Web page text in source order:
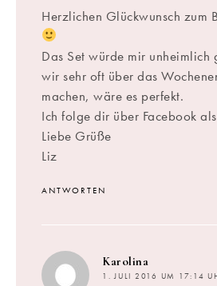
Herzlichen Glückwunsch zum
Das Set würde mir
wir sehr oft über das
machen, wäre es perfekt.
Ich folge dir über Facebook
Liebe Grüße
Liz
ANTWORTEN
Karolina
1. JULI 2016 UM 17:14